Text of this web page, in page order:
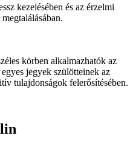
kezelésében és az érzelmi
körben alkalmazhatók az
jegyek szülötteinek az
tulajdonságok felerősítésében.